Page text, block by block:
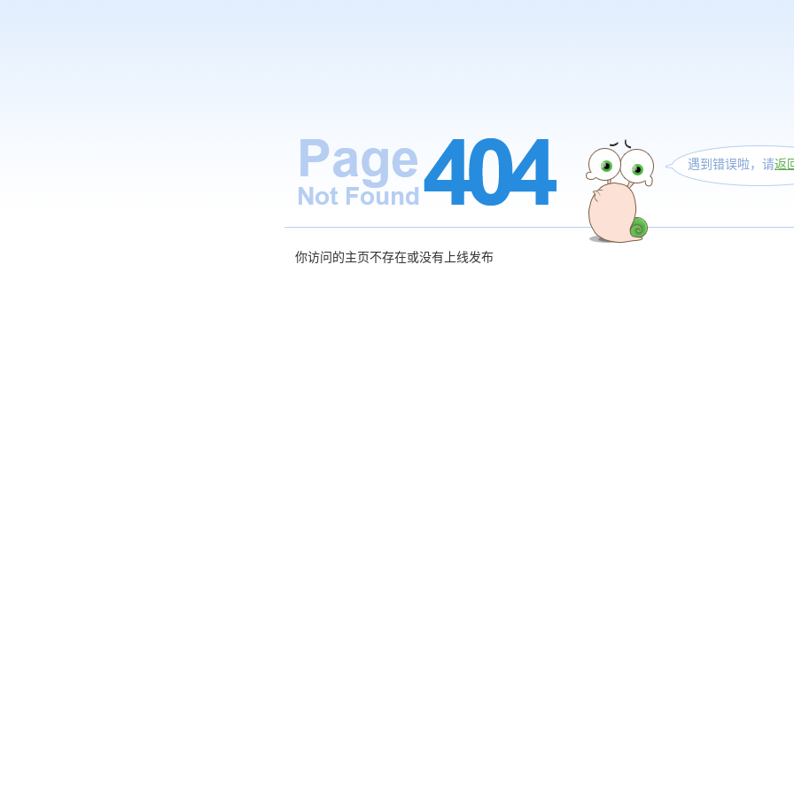
遇到错误啦，请返
你访问的主页不存在或没有上线发布